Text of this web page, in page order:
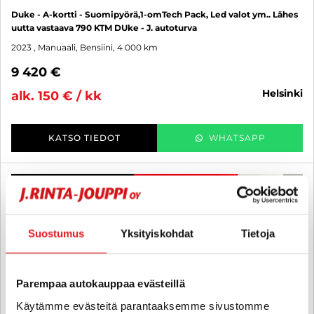
Suostumus Yksityiskohdat Tietoja
Parempaa autokauppaa evästeillä
Käytämme evästeitä parantaaksemme sivustomme
Duke - A-kortti - Suomipyörä,1-omTech Pack, Led valot ym.. Lähes
uutta vastaava 790 KTM DUke - J. autoturva
2023 , Manuaali, Bensiini, 4 000 km
9 420 €
alk. 150 € / kk
helsinki
KATSO TIEDOT WHATSAPP